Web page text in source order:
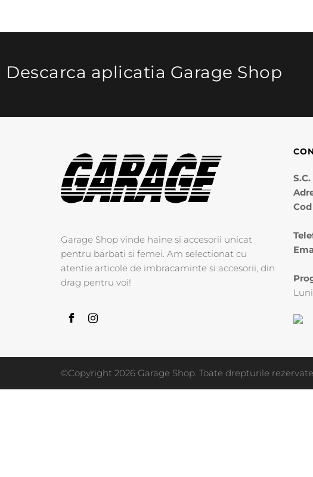
Descarca aplicatia Garage Shop
Garage Shop vinde haine si accesorii unicat
pentru barbati si femei. Am selectionat cu
atentie articole de imbracaminte si accesorii, din
drag pentru voi!
©Copyright 2026 Garage Shop. Toate drepturile